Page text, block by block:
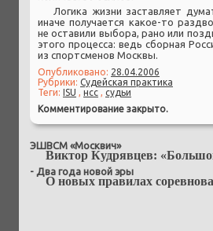
Логика жизни заставляет
иначе получается какое-то
не оставили выбора, рано или
этого процесса: ведь сборная
из спортсменов Москвы.
Опубликовано: 28.04.2006
Рубрики: Судейская практика
Теги: ISU , нсс , судьи
Комментирование закрыто.
ЭШВСМ «Москвич»
Виктор Кудрявцев:
- Два года новой эры
О новых правилах